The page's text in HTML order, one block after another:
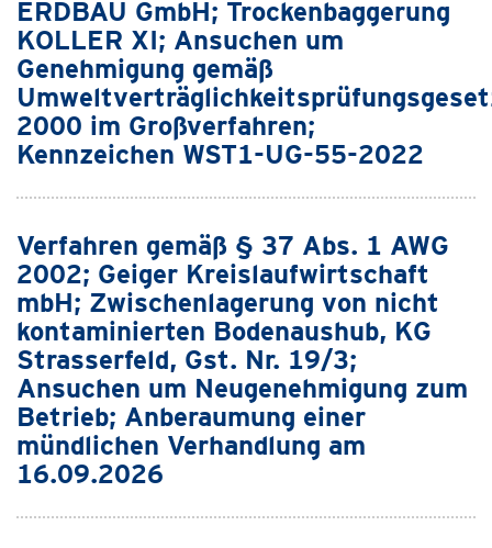
ERDBAU GmbH; Trockenbaggerung
KOLLER XI; Ansuchen um
Genehmigung gemäß
2000 im Großverfahren;
Kennzeichen WST1-UG-55-2022
Verfahren gemäß § 37 Abs. 1 AWG
2002; Geiger Kreislaufwirtschaft
mbH; Zwischenlagerung von nicht
kontaminierten Bodenaushub, KG
Strasserfeld, Gst. Nr. 19/3;
Ansuchen um Neugenehmigung zum
Betrieb; Anberaumung einer
mündlichen Verhandlung am
16.09.2026